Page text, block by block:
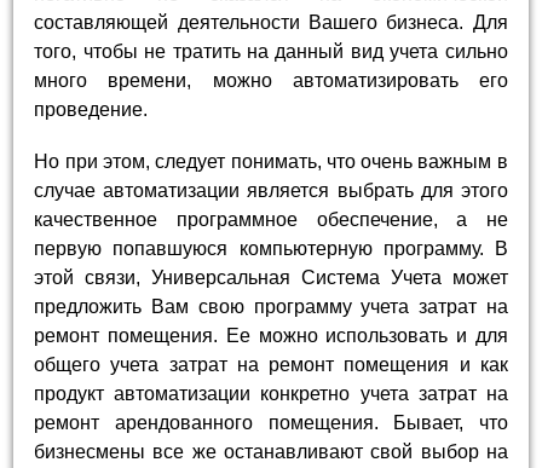
составляющей деятельности Вашего бизнеса. Для
того, чтобы не тратить на данный вид учета сильно
много времени, можно автоматизировать его
проведение.
Но при этом, следует понимать, что очень важным в
случае автоматизации является выбрать для этого
качественное программное обеспечение, а не
первую попавшуюся компьютерную программу. В
этой связи, Универсальная Система Учета может
предложить Вам свою программу учета затрат на
ремонт помещения. Ее можно использовать и для
общего учета затрат на ремонт помещения и как
продукт автоматизации конкретно учета затрат на
ремонт арендованного помещения. Бывает, что
бизнесмены все же останавливают свой выбор на